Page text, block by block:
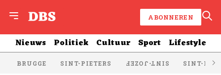
ABONNEREN
Nieuws Politiek Cultuur Sport Lifestyle
BRUGGE SINT-PIETERS SINT-JOZEF SINT-